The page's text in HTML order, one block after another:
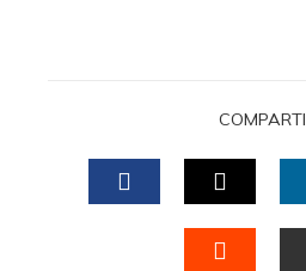
FACEBOOK